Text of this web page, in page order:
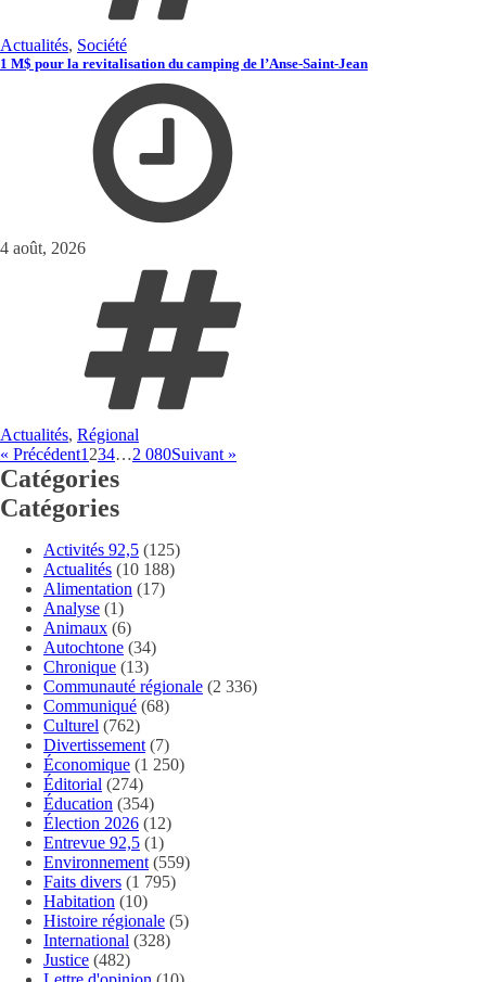
Actualités, Société
1 M$ pour la revitalisation du camping de l’Anse-Saint-Jean
4 août, 2026
Actualités, Régional
« Précédent1 234…2 080Suivant »
Catégories
Catégories
Activités 92,5 (125)
Actualités (10 188)
Alimentation (17)
Analyse (1)
Animaux (6)
Autochtone (34)
Chronique (13)
Communauté régionale (2 336)
Communiqué (68)
Culturel (762)
Divertissement (7)
Économique (1 250)
Éditorial (274)
Éducation (354)
Élection 2026 (12)
Entrevue 92,5 (1)
Environnement (559)
Faits divers (1 795)
Habitation (10)
Histoire régionale (5)
International (328)
Justice (482)